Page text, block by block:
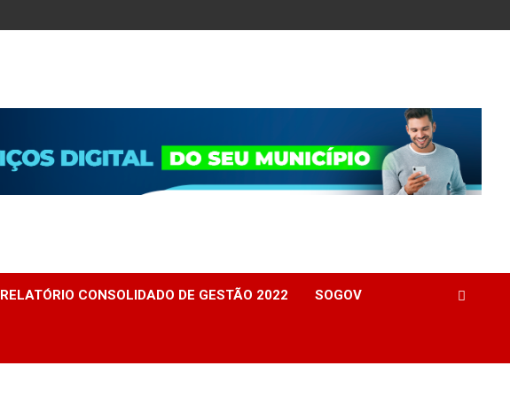
RELATÓRIO CONSOLIDADO DE GESTÃO 2022 SOGOV